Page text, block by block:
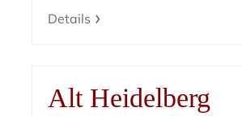
Details
Alt Heidelberg